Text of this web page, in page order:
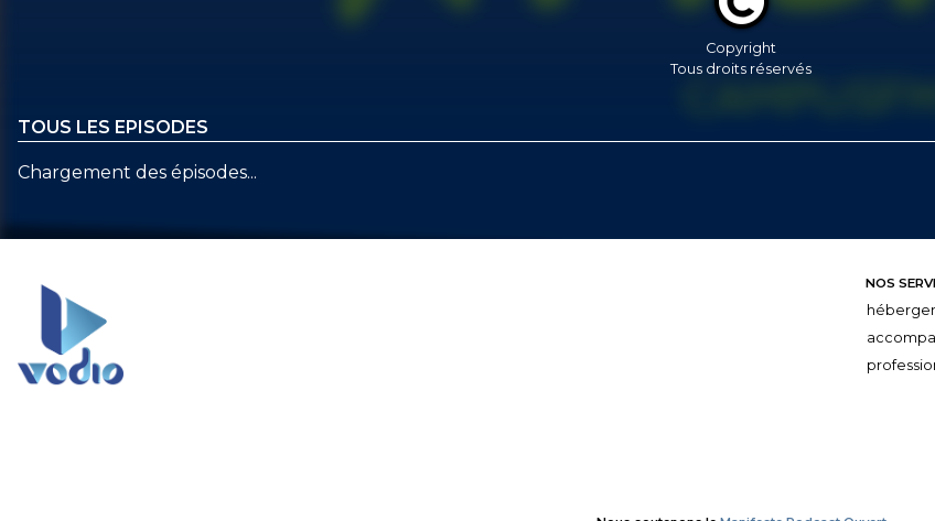
Copyright
Tous droits réservés
TOUS LES EPISODES
Chargement des épisodes...
NOS